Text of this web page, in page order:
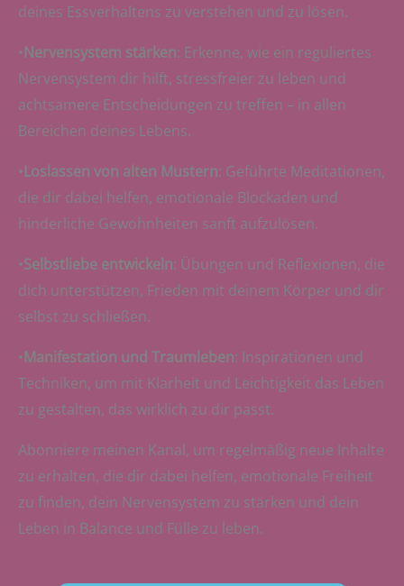
deines Essverhaltens zu verstehen und zu lösen.
•Nervensystem stärken: Erkenne, wie ein reguliertes
Nervensystem dir hilft, stressfreier zu leben und
achtsamere Entscheidungen zu treffen – in allen
Bereichen deines Lebens.
•Loslassen von alten Mustern: Geführte Meditationen,
die dir dabei helfen, emotionale Blockaden und
hinderliche Gewohnheiten sanft aufzulösen.
•Selbstliebe entwickeln: Übungen und Reflexionen, die
dich unterstützen, Frieden mit deinem Körper und dir
selbst zu schließen.
•Manifestation und Traumleben: Inspirationen und
Techniken, um mit Klarheit und Leichtigkeit das Leben
zu gestalten, das wirklich zu dir passt.
Abonniere meinen Kanal, um regelmäßig neue Inhalte
zu erhalten, die dir dabei helfen, emotionale Freiheit
zu finden, dein Nervensystem zu stärken und dein
Leben in Balance und Fülle zu leben.